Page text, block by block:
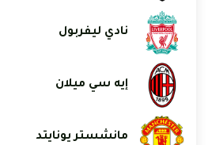
نادي ليفربول
إيه سي ميلان
مانشستر يونايتد